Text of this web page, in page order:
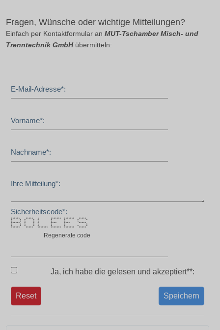
Fragen, Wünsche oder wichtige Mitteilungen?
Einfach per Kontaktformular an MUT-Tschamber Misch- und
Trenntechnik GmbHübermitteln:
E-Mail-Adresse*:
Vorname*:
Nachname*:
Ihre Mitteilung*:
Sicherheitscode*:
****** ***** * ******* ******* *****
* * * * * * * * *
* * * * * * * *
****** * * * **** **** *****
* * * * * * * *
* * * * * * * * *
****** ***** ******* ******* ******* *****
Regenerate code
Ja, ich habe die gelesen und akzeptiert**:
Speichern
Reset